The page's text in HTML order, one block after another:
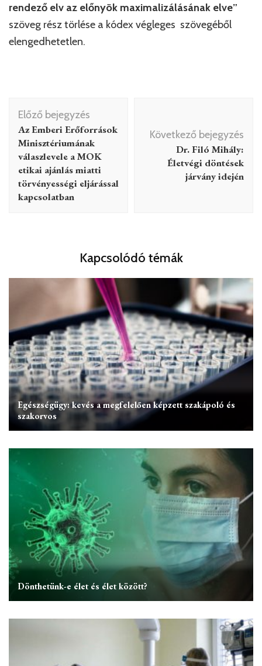
rendező elv az előnyök maximalizálásának elve”
szöveg rész törlése a kódex végleges szövegéből
elengedhetetlen.
Bejegyzés
navigáció
Előző bejegyzés
Az Emberi Erőforrások
Minisztériumának
válaszlevele a MOK
etikai ajánlás miatti
törvényességi eljárással
kapcsolatban
Következő bejegyzés
Dr. Filó Mihály:
Életvégi döntések
járvány idején
Kapcsolódó témák
Egészségügy: kevés a megfelelően képzett szakápoló és
szakorvos
Dönthetünk-e élet és élet között?